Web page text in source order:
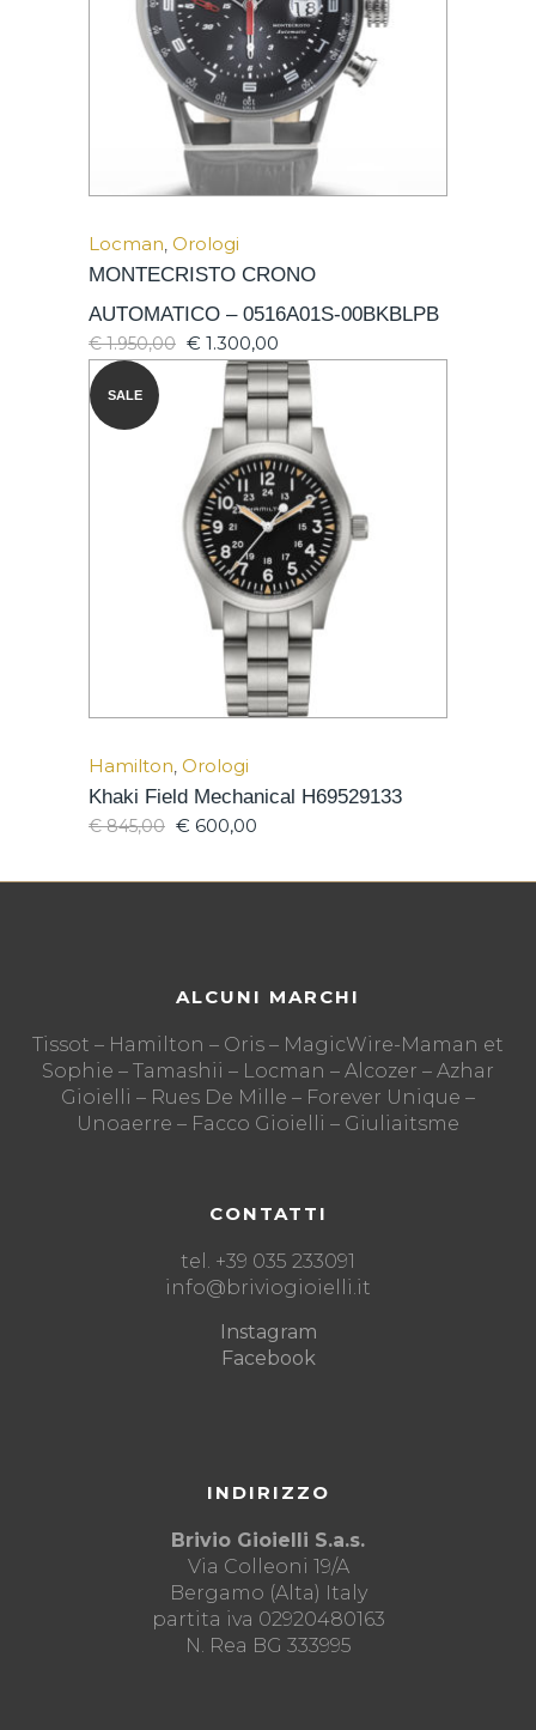
Locman, Orologi
MONTECRISTO CRONO
AUTOMATICO – 0516A01S-00BKBLPB
€1.950,00 € 1.300,00
SALE
Hamilton, Orologi
Khaki Field Mechanical H69529133
€845,00 € 600,00
ALCUNI MARCHI
Tissot – Hamilton – Oris – MagicWire-Maman et
Sophie – Tamashii – Locman – Alcozer – Azhar
Gioielli – Rues De Mille – Forever Unique –
Unoaerre – Facco Gioielli – Giuliaitsme
CONTATTI
tel. +39 035 233091
info@briviogioielli.it
Instagram
Facebook
INDIRIZZO
Brivio Gioielli S.a.s.
Via Colleoni 19/A
Bergamo (Alta) Italy
partita iva 02920480163
N. Rea BG 333995